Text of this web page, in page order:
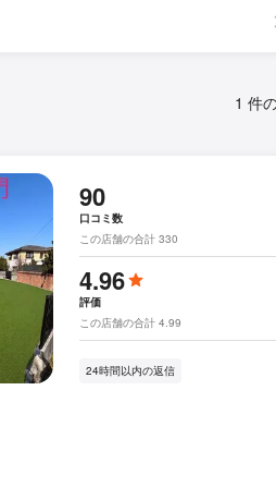
1 件
90
口コミ数
この店舗の合計 330
4.96
評価
この店舗の合計 4.99
24時間以内の返信